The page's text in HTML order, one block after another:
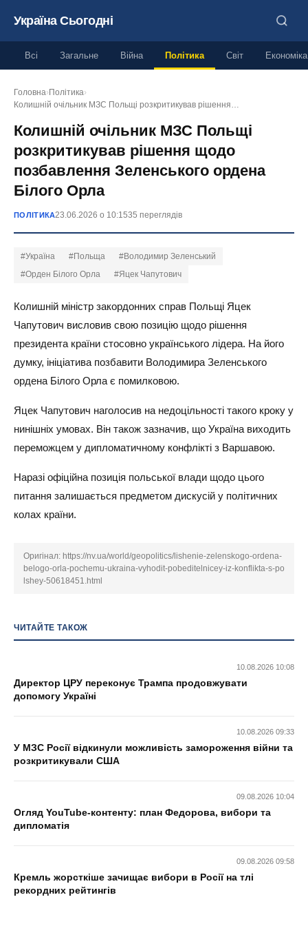
Україна Сьогодні
Всі Загальне Війна Політика Світ Економіка
Головна› Політика›
Колишній очільник МЗС Польщі розкритикував рішення…
Колишній очільник МЗС Польщі
розкритикував рішення щодо
позбавлення Зеленського ордена
Білого Орла
ПОЛІТИКА23.06.2026 о 10:1535 переглядів
#Україна #Польща
#Володимир Зеленський
#Орден Білого Орла
#Яцек Чапутович
Колишній міністр закордонних справ Польщі Яцек
Чапутович висловив свою позицію щодо рішення
президента країни стосовно українського лідера. На його
думку, ініціатива позбавити Володимира Зеленського
ордена Білого Орла є помилковою.
Яцек Чапутович наголосив на недоцільності такого кроку у
нинішніх умовах. Він також зазначив, що Україна виходить
переможцем у дипломатичному конфлікті з Варшавою.
Наразі офіційна позиція польської влади щодо цього
питання залишається предметом дискусій у політичних
колах країни.
Оригінал: https://nv.ua/world/geopolitics/lishenie-zelenskogo-ordena-
belogo-orla-pochemu-ukraina-vyhodit-pobeditelnicey-iz-konflikta-s-po
lshey-50618451.html
ЧИТАЙТЕ ТАКОЖ
10.08.2026 10:08
Директор ЦРУ переконує Трампа продовжувати
допомогу Україні
10.08.2026 09:33
У МЗС Росії відкинули можливість замороження війни та
розкритикували США
09.08.2026 10:04
Огляд YouTube-контенту: план Федорова, вибори та
дипломатія
09.08.2026 09:58
Кремль жорсткіше зачищає вибори в Росії на тлі
рекордних рейтингів